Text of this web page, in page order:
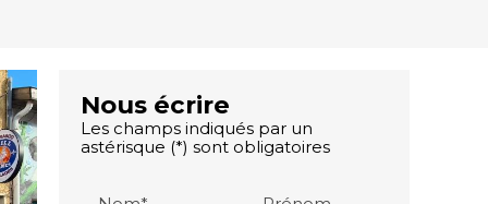
Nous écrire
Les champs indiqués par un
astérisque (*) sont obligatoires